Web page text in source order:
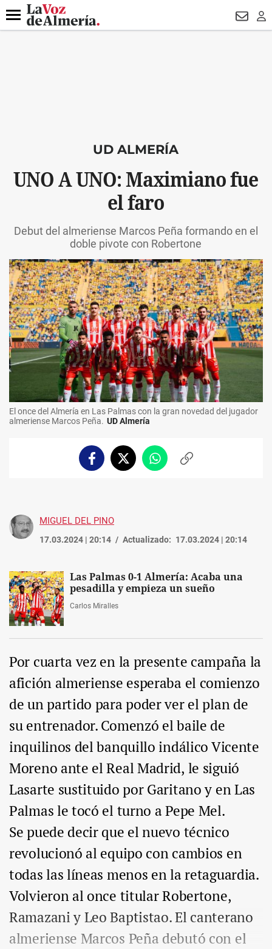
DESTACADO
Menú
UD ALMERÍA
UNO A UNO: Maximiano fue
el faro
Debut del almeriense Marcos Peña formando en el
doble pivote con Robertone
El once del Almería en Las Palmas con la gran novedad del jugador
almeriense Marcos Peña. UD Almería
FacebookTwitterWhatsappCopiar
MIGUEL DEL PINO
17.03.2024 | 20:14 Actualizado: 17.03.2024 | 20:14
Las Palmas 0-1 Almería: Acaba una
pesadilla y empieza un sueño
Carlos Miralles
Por cuarta vez en la presente campaña la
afición almeriense esperaba el comienzo
de un partido para poder ver el plan de
su entrenador. Comenzó el baile de
inquilinos del banquillo indálico Vicente
Moreno ante el Real Madrid, le siguió
Lasarte sustituido por Garitano y en Las
Palmas le tocó el turno a Pepe Mel.
Se puede decir que el nuevo técnico
revolucionó al equipo con cambios en
todas las líneas menos en la retaguardia.
Volvieron al once titular Robertone,
Ramazani y Leo Baptistao. El canterano
almeriense Marcos Peña debutó con el